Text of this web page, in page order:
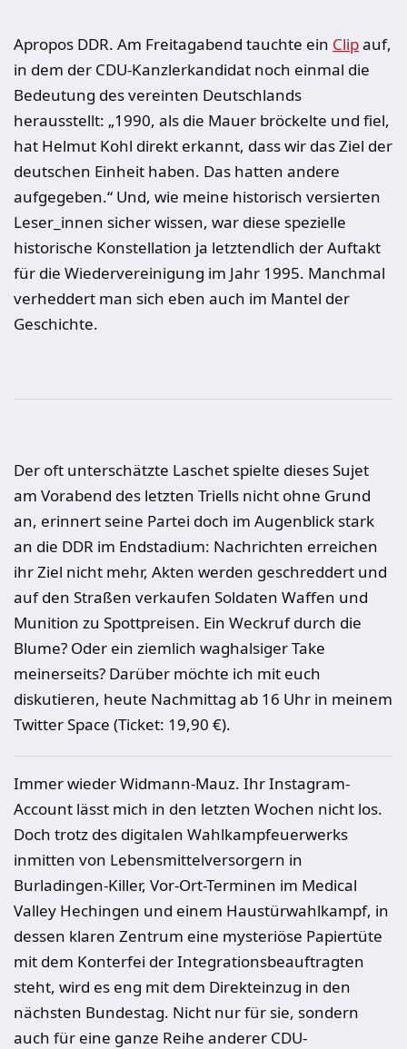
Apropos DDR. Am Freitagabend tauchte ein Clipauf,
in dem der CDU-Kanzlerkandidat noch einmal die
Bedeutung des vereinten Deutschlands
herausstellt: „1990, als die Mauer bröckelte und fiel,
hat Helmut Kohl direkt erkannt, dass wir das Ziel der
deutschen Einheit haben. Das hatten andere
aufgegeben.“ Und, wie meine historisch versierten
Leser_innen sicher wissen, war diese spezielle
historische Konstellation ja letztendlich der Auftakt
für die Wiedervereinigung im Jahr 1995. Manchmal
verheddert man sich eben auch im Mantel der
Geschichte.
Der oft unterschätzte Laschet spielte dieses Sujet
am Vorabend des letzten Triells nicht ohne Grund
an, erinnert seine Partei doch im Augenblick stark
an die DDR im Endstadium: Nachrichten erreichen
ihr Ziel nicht mehr, Akten werden geschreddert und
auf den Straßen verkaufen Soldaten Waffen und
Munition zu Spottpreisen. Ein Weckruf durch die
Blume? Oder ein ziemlich waghalsiger Take
meinerseits? Darüber möchte ich mit euch
diskutieren, heute Nachmittag ab 16 Uhr in meinem
Twitter Space (Ticket: 19,90 €).
Immer wieder Widmann-Mauz. Ihr Instagram-
Account lässt mich in den letzten Wochen nicht los.
Doch trotz des digitalen Wahlkampfeuerwerks
inmitten von Lebensmittelversorgern in
Burladingen-Killer, Vor-Ort-Terminen im Medical
Valley Hechingen und einem Haustürwahlkampf, in
dessen klaren Zentrum eine mysteriöse Papiertüte
mit dem Konterfei der Integrationsbeauftragten
steht, wird es eng mit dem Direkteinzug in den
nächsten Bundestag. Nicht nur für sie, sondern
auch für eine ganze Reihe anderer CDU-